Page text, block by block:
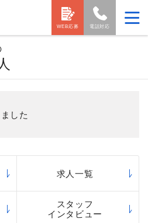
電話対応
WEB応募
した
求人一覧
スタッフ
インタビュー